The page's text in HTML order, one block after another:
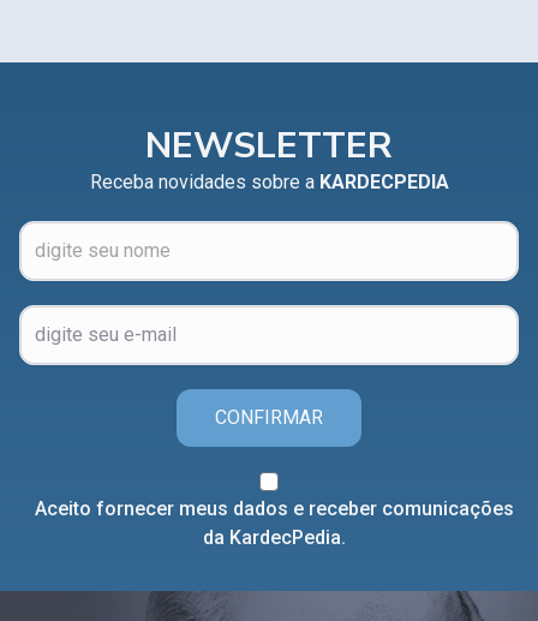
NEWSLETTER
Receba novidades sobre a KARDECPEDIA
CONFIRMAR
Aceito fornecer meus dados e receber comunicações
da KardecPedia.